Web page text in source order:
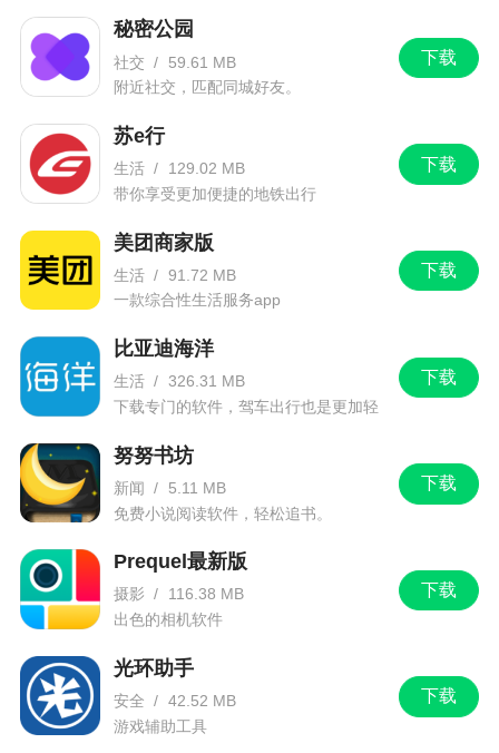
下载
秘密公园
社交 /
59.61 MB
附近社交，匹配同城好友。
下载
苏e行
生活 /
129.02 MB
带你享受更加便捷的地铁出行
下载
美团商家版
生活 / 91.72 MB
一款综合性生活服务app
下载
比亚迪海洋
生活 / 326.31 MB
下载专门的软件，驾车出行也是更加轻
下载
努努书坊
新闻 /
5.11 MB
免费小说阅读软件，轻松追书。
下载
Prequel最新版
摄影 /
116.38 MB
出色的相机软件
下载
光环助手
安全 / 42.52 MB
游戏辅助工具